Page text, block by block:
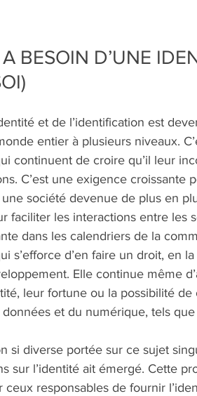
A BESOIN D’UNE
et de l’identification est
entier à plusieurs niveaux.
continuent de croire qu’il leur
C’est une exigence croissante
société devenue de plus en
faciliter les interactions entre les
dans les calendriers de la
s’efforce d’en faire un droit, en
Elle continue même
leur fortune ou la possibilité
et du numérique, tels
si diverse portée sur ce sujet
sur l’identité ait émergé. Cette
ceux responsables de fournir